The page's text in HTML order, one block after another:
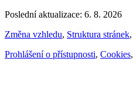
Poslední aktualizace: 6. 8. 2026
Změna vzhledu, Struktura stránek,
Prohlášení o přístupnosti, Cookies,